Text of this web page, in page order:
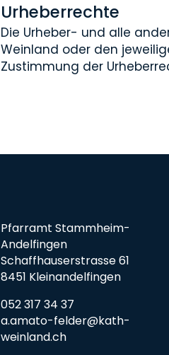
Urheberrechte
Die Urheber- und alle
Weinland oder den
Zustimmung der
Pfarramt Stammheim-
Andelfingen
Schaffhauserstrasse 61
8451 Kleinandelfingen
052 317 34 37
a.amato-felder@kath-
weinland.ch